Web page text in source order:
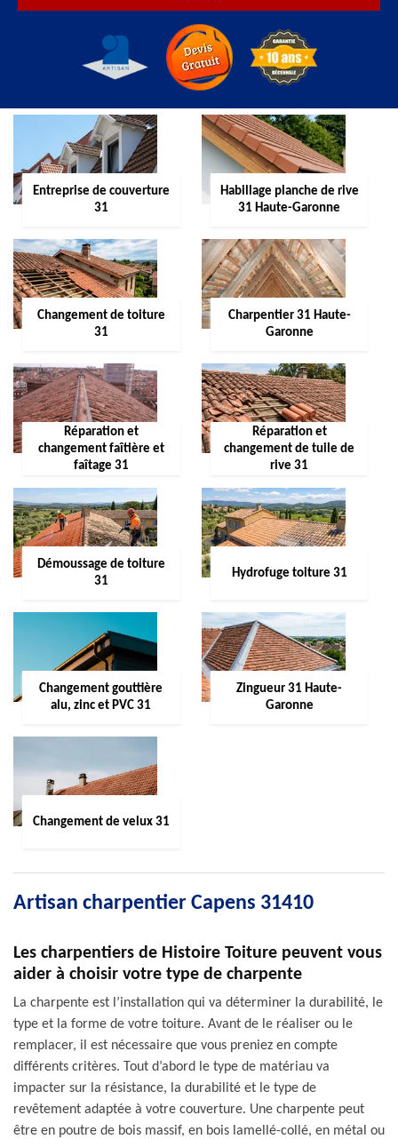
Entreprise de couverture
31
Habillage planche de rive
31 Haute-Garonne
Changement de toiture
31
Charpentier 31 Haute-
Garonne
Réparation et
changement faîtière et
faîtage 31
Réparation et
changement de tuile de
rive 31
Démoussage de toiture
31
Hydrofuge toiture 31
Changement gouttière
alu, zinc et PVC 31
Zingueur 31 Haute-
Garonne
Changement de velux 31
Artisan charpentier Capens 31410
Les charpentiers de Histoire Toiture peuvent vous
aider à choisir votre type de charpente
La charpente est l’installation qui va déterminer la durabilité, le
type et la forme de votre toiture. Avant de le réaliser ou le
remplacer, il est nécessaire que vous preniez en compte
différents critères. Tout d’abord le type de matériau va
impacter sur la résistance, la durabilité et le type de
revêtement adaptée à votre couverture. Une charpente peut
être en poutre de bois massif, en bois lamellé-collé, en métal ou